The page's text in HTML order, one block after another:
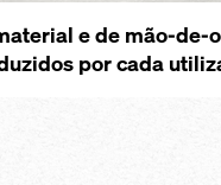
e de mão-
por cada